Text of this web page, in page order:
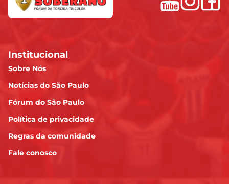
Institucional
Sobre Nós
Notícias do São Paulo
Fórum do São Paulo
Política de privacidade
Regras da comunidade
Fale conosco